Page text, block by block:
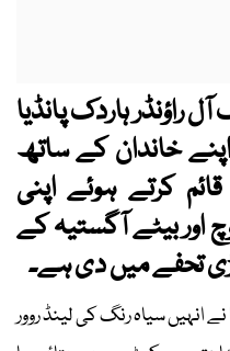
راؤنڈر ہاردک پانڈیا
خاندان کے ساتھ
کرتے ہوئے اپنی
اور بیٹے آگستیہ کے
تحفے میں دی ہے۔
انہیں سیاہ رنگ کی لینڈ روور